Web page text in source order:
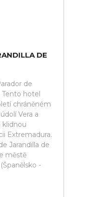
DE
de
Tento hotel
chráněném
Vera a
klidnou
Extremadura.
Jarandilla de
městě
-